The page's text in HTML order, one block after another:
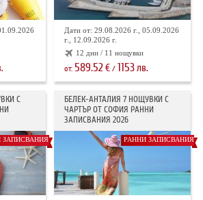
Дати от: 29.08.2026 г., 05.09.2026
г., 12.09.2026 г.
12 дни / 11 нощувки
от:589.52€ / 1153лв.
С
ЗАПИСВАНИЯ
БЕЛЕК-АНТАЛИЯ 7 НОЩУВКИ С
ЧАРТЪР ОТ СОФИЯ РАННИ
ЗАПИСВАНИЯ 2026
РАННИ ЗАПИСВАНИЯ